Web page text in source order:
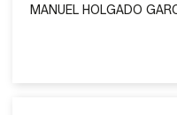
MANUEL HOLGADO